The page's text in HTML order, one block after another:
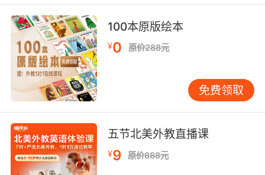
100本原版绘本
¥0 原价288元
免费领取
五节北美外教直播课
¥9 原价888元